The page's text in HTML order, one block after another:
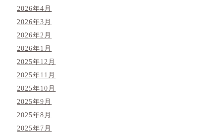
2026年4月
2026年3月
2026年2月
2026年1月
2025年12月
2025年11月
2025年10月
2025年9月
2025年8月
2025年7月